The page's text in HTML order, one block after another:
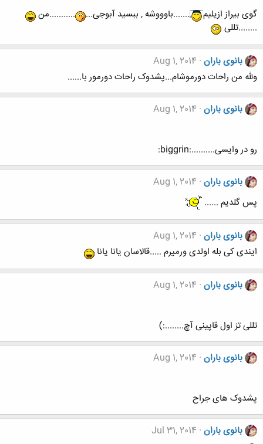
گوی بیراز ازیلیم
.......باوووشه , ببسید آبوجی...
...........من
........تللی
بانوی باران Aug 1, 2014
ولله من راحات دورموشام...پشدوک راحات دورمور با......
بانوی باران Aug 1, 2014
رو در وایسی..........:biggrin:
بانوی باران Aug 1, 2014
پس گلدیم ......
بانوی باران Aug 1, 2014
ایندی کی بله اولدی ورمیرم .....قالاسان یانا یانا
بانوی باران Aug 1, 2014
تللی تز اول قاپینی آچ........:)
بانوی باران Aug 1, 2014
پشدوک های جراح
بانوی باران Jul 31, 2014